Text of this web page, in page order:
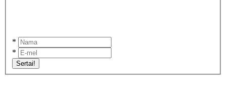
*
*
Sertai!